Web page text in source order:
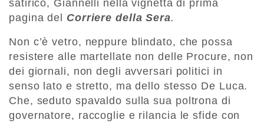
satirico, Giannelli nella vignetta di prima
pagina del Corriere della Sera.
Non c’è vetro, neppure blindato, che possa
resistere alle martellate non delle Procure, non
dei giornali, non degli avversari politici in
senso lato e stretto, ma dello stesso De Luca.
Che, seduto spavaldo sulla sua poltrona di
governatore, raccoglie e rilancia le sfide con